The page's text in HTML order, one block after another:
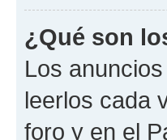
¿Qué son
Los
leerlos cada
foro y en el